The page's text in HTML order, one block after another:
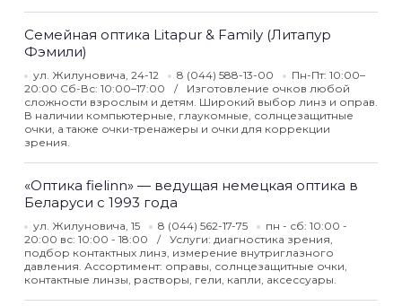
Семейная оптика Litapur & Family (Литапур
Фэмили)
ул. Жилуновича, 24-12 8 (044) 588-13-00
Пн-Пт: 10:00–
20:00 Сб-Вс: 10:00–17:00
Изготовление очков любой
сложности взрослым и детям. Широкий выбор линз и оправ.
В наличии компьютерные, глаукомные, солнцезащитные
очки, а также очки-тренажеры и очки для коррекции
зрения.
«Оптика fielinn» — ведущая немецкая оптика в
Беларуси с 1993 года
ул. Жилуновича, 15 8 (044) 562-17-75
пн - сб: 10:00 -
20:00 вс: 10:00 - 18:00
Услуги: диагностика зрения,
подбор контактных линз, измерение внутриглазного
давления. Ассортимент: оправы, солнцезащитные очки,
контактные линзы, растворы, гели, капли, аксессуары.